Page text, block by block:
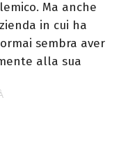
Ma anche
in cui ha
sembra aver
alla sua